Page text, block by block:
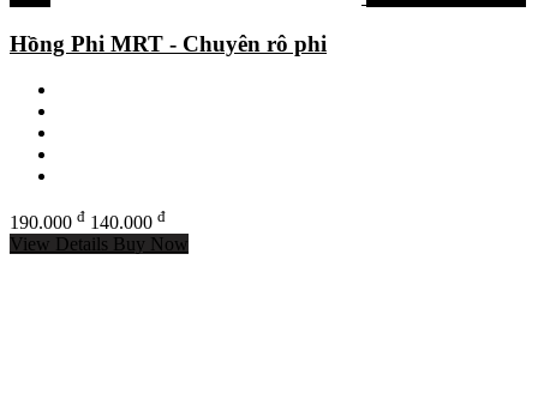
Hồng Phi MRT - Chuyên rô phi
190.000 đ 140.000 đ
View Details Buy Now